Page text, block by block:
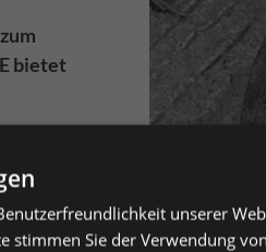
bietet
unserer
stimmen Sie der Verwendung